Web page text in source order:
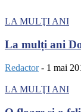
LA MULŢI ANI
La mulți ani
Redactor - 1 mai
LA MULŢI ANI